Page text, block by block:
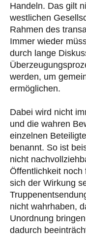
Handeln. Das gilt
westlichen
Rahmen des
Immer wieder
durch lange
werden, um
ermöglichen.
Dabei wird nicht
und die wahren
einzelnen
benannt. So ist
nicht
Öffentlichkeit noch
sich der Wirkung
nicht wahrhaben,
Unordnung
dadurch